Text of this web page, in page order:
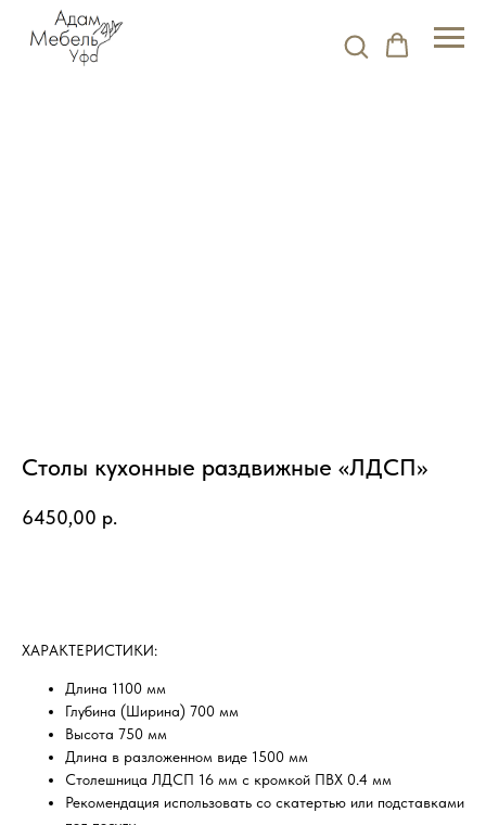
Столы кухонные раздвижные «ЛДСП»
6450,00 р.
ХAРAKТEPИCТИKИ:
Длина 1100 мм
Глубина (Ширина) 700 мм
Высота 750 мм
Длина в разложенном виде 1500 мм
Столешница ЛДСП 16 мм с кромкой ПВХ 0.4 мм
Рекомендация использовать со скатертью или подставками